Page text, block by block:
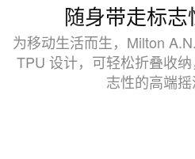
随身带走标
为移动生活而生，Milton
TPU 设计，可轻松折叠收
志性的高端摇